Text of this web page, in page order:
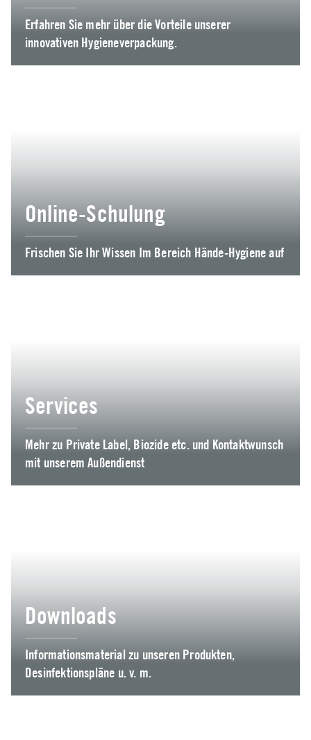
Erfahren Sie mehr über die Vorteile unserer
innovativen Hygieneverpackung.
Online-Schulung
Frischen Sie Ihr Wissen Im Bereich Hände-Hygiene auf
Services
Mehr zu Private Label, Biozide etc. und Kontaktwunsch
mit unserem Außendienst
Downloads
Informationsmaterial zu unseren Produkten,
Desinfektionspläne u. v. m.